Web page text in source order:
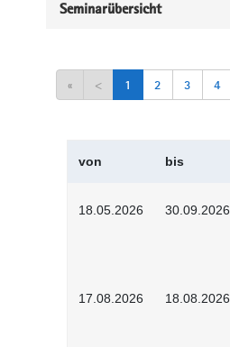
Seminarübersicht
« < 1 2 3 4
von bis
18.05.2026 30.09.2026
17.08.2026 18.08.2026